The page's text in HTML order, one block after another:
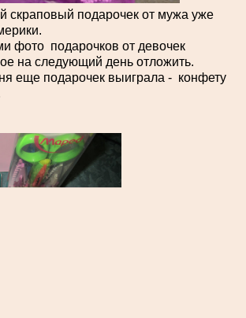
скраповый подарочек от мужа уже
фото подарочков от девочек
на следующий день отложить.
еще подарочек выиграла - конфету